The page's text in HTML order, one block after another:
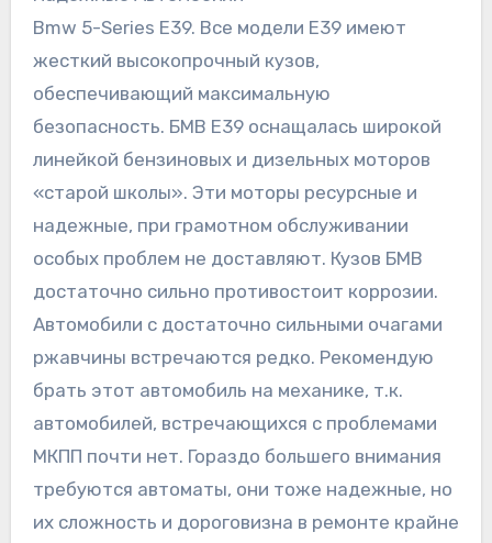
Bmw 5-Series E39. Все модели Е39 имеют
жесткий высокопрочный кузов,
обеспечивающий максимальную
безопасность. БМВ Е39 оснащалась широкой
линейкой бензиновых и дизельных моторов
«старой школы». Эти моторы ресурсные и
надежные, при грамотном обслуживании
особых проблем не доставляют. Кузов БМВ
достаточно сильно противостоит коррозии.
Автомобили с достаточно сильными очагами
ржавчины встречаются редко. Рекомендую
брать этот автомобиль на механике, т.к.
автомобилей, встречающихся с проблемами
МКПП почти нет. Гораздо большего внимания
требуются автоматы, они тоже надежные, но
их сложность и дороговизна в ремонте крайне